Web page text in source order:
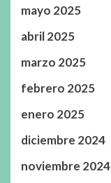
mayo 2025
abril 2025
marzo 2025
febrero 2025
enero 2025
diciembre 2024
noviembre 2024